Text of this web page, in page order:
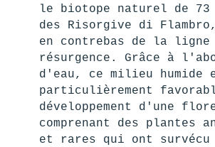
le biotope naturel de 73
des Risorgive di
en contrebas de la ligne
résurgence. Grâce à
d'eau, ce milieu humide
particulièrement
développement d'une
comprenant des plantes
et rares qui ont survécu